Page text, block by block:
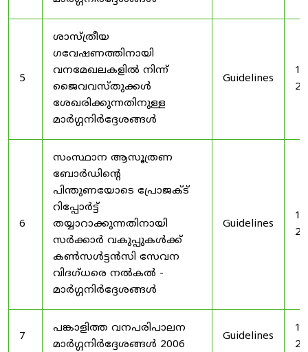
5
ശാസ്ത്രീയ
ഗവേഷണത്തിനായി
വനമേഖലകളിൽ നിന്ന്
ജൈവവസ്തുക്കൾ
ശേഖരിക്കുന്നതിനുള്ള
മാർഗ്ഗനിർദ്ദേശങ്ങൾ
Guidelines
6
സംസ്ഥാന ആസൂത്രണ
ബോർഡിൻ്റെ
പിന്തുണയോടെ പ്രോജക്ട്
റിപ്പോർട്ട്
തയ്യാറാക്കുന്നതിനായി
സർക്കാർ വകുപ്പുകൾക്ക്
കൺസൾട്ടൻസി സേവന
വിദഗ്ധരെ നൽകൽ -
മാർഗ്ഗനിർദ്ദേശങ്ങൾ
Guidelines
7
പങ്കാളിത്ത വനപരിപാലന
മാർഗ്ഗനിർദ്ദേശങ്ങൾ 2006
Guidelines